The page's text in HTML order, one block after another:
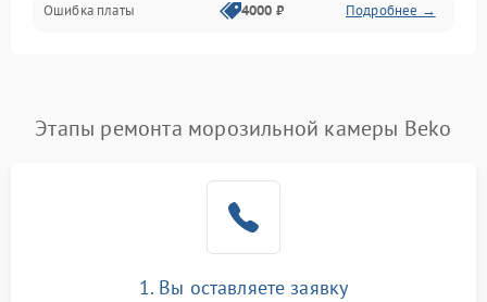
Ошибка платы 4000 ₽ Подробнее →
Этапы ремонта морозильной камеры Beko
1. Вы оставляете заявку